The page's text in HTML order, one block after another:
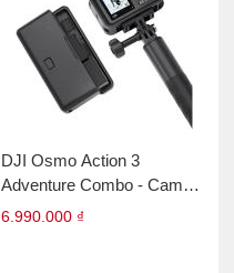
DJI Osmo Action 3
Adventure Combo - Camera
hành động chính hãng
6.990.000 ₫